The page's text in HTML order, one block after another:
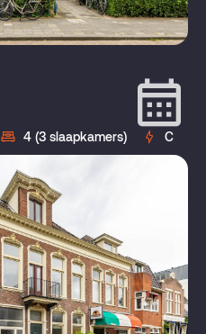
4 (3 slaapkamers) C